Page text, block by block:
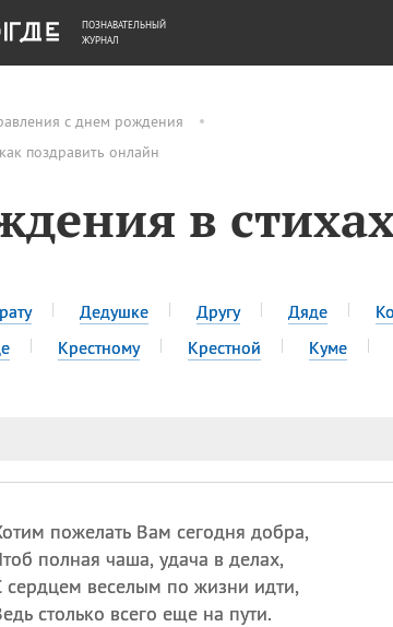
с днем рождения
поздравить онлайн
в
Дедушке Другу Дяде
Крестному Крестной Куме
пожелать Вам сегодня добра,
полная чаша, удача в делах,
сердцем веселым по жизни идти,
столько всего еще на пути.
ДЕНЬГИ
ПОЗНАВАТЕЛЬНЫЙ
ЖУРНАЛ